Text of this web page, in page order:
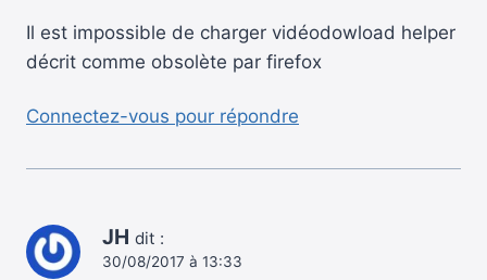
Il est impossible de charger vidéodowload helper
décrit comme obsolète par firefox
Connectez-vous pour répondre
JH dit :
30/08/2017 à 13:33